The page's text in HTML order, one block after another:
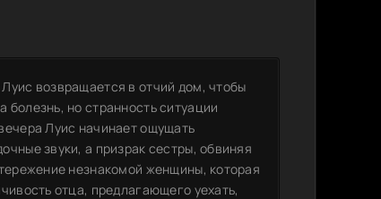
возвращается в отчий дом, чтобы
но странность ситуации
Луис начинает ощущать
звуки, а призрак сестры, обвиняя
незнакомой женщины, которая
отца, предлагающего уехать,